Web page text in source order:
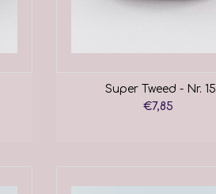
Super Tweed - Nr. 15
€7,85